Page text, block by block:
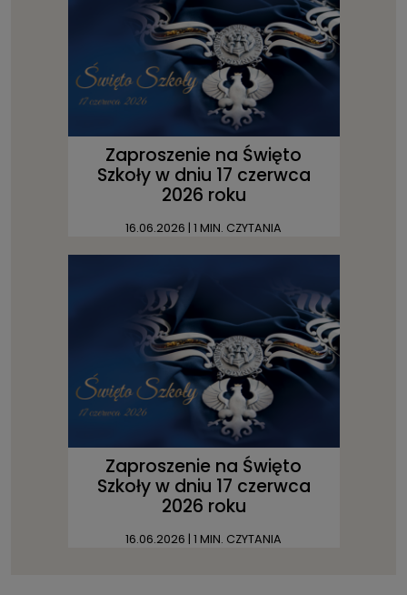
Zaproszenie na Święto
Szkoły w dniu 17 czerwca
2026 roku
16.06.2026 | 1 MIN. CZYTANIA
Zaproszenie na Święto
Szkoły w dniu 17 czerwca
2026 roku
16.06.2026 | 1 MIN. CZYTANIA